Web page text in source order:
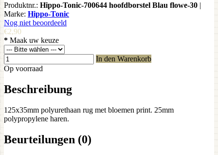
Produktnr.: Hippo-Tonic-700644 hoofdborstel Blau flowe-30 |
Marke: Hippo-Tonic
Nog niet beoordeeld
€2,90
* Maak uw keuze
In den Warenkorb
Op voorraad
Beschreibung
125x35mm polyurethaan rug met bloemen print. 25mm
polypropylene haren.
Beurteilungen (0)